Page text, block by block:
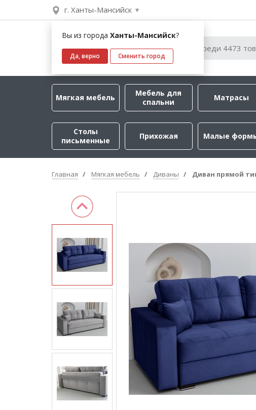
г. Ханты-Мансийск
Вы из города Ханты-Мансийск?
Да, верно Сменить город
Мягкая мебель
Мебель для
спальни
Матрасы
Столы
письменные
Прихожая Малые
Главная Мягкая мебель Диваны Диван прямой